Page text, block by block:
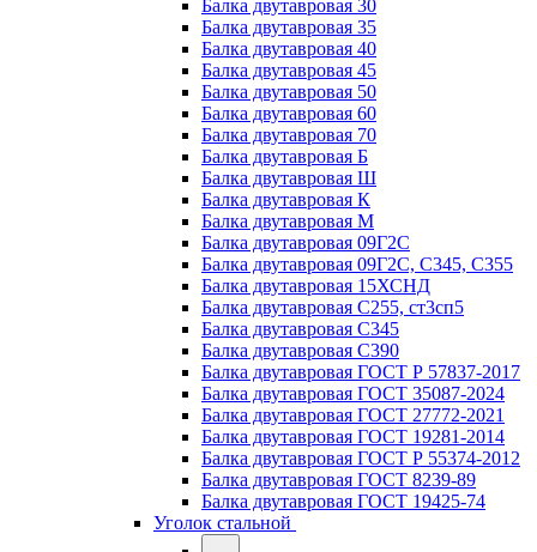
Балка двутавровая 30
Балка двутавровая 35
Балка двутавровая 40
Балка двутавровая 45
Балка двутавровая 50
Балка двутавровая 60
Балка двутавровая 70
Балка двутавровая Б
Балка двутавровая Ш
Балка двутавровая К
Балка двутавровая М
Балка двутавровая 09Г2С
Балка двутавровая 09Г2С, С345, С355
Балка двутавровая 15ХСНД
Балка двутавровая С255, ст3сп5
Балка двутавровая С345
Балка двутавровая С390
Балка двутавровая ГОСТ Р 57837-2017
Балка двутавровая ГОСТ 35087-2024
Балка двутавровая ГОСТ 27772-2021
Балка двутавровая ГОСТ 19281-2014
Балка двутавровая ГОСТ Р 55374-2012
Балка двутавровая ГОСТ 8239-89
Балка двутавровая ГОСТ 19425-74
Уголок стальной